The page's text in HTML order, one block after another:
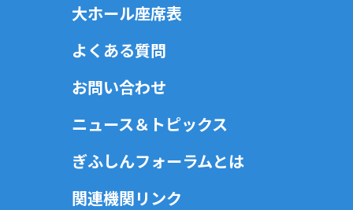
大ホール座席表
よくある質問
お問い合わせ
ニュース＆トピックス
ぎふしんフォーラムとは
関連機関リンク